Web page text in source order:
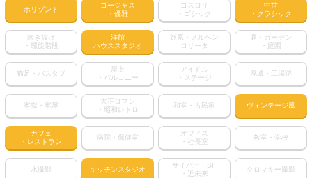
ホリゾント
ゴージャス
・優雅
ゴスロリ
・ゴシック
中世
・クラシック
吹き抜け
・螺旋階段
洋館
ハウススタジオ
姫系・メルヘン
ロリータ
庭・ガーデン
・庭園
猫足・バスタブ
屋上
・バルコニー
アイドル
・ステージ
廃墟・工場跡
牢獄・牢屋
大正ロマン
・昭和レトロ
和室・古民家 ヴィンテージ風
カフェ
・レストラン
病院・保健室
オフィス
・社長室
教室・学校
水撮影 キッチンスタジオ
サイバー・SF
・近未来
クロマキー撮影